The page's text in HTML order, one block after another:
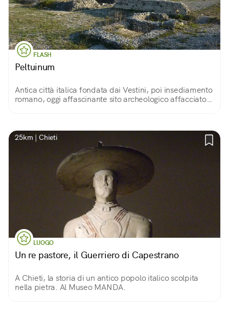
FLASH
Peltuinum
Antica città italica fondata dai Vestini, poi insediamento
romano, oggi affascinante sito archeologico affacciato
25km | Chieti
LUOGO
Un re pastore, il Guerriero di Capestrano
A Chieti, la storia di un antico popolo italico scolpita
nella pietra. Al Museo MANDA.